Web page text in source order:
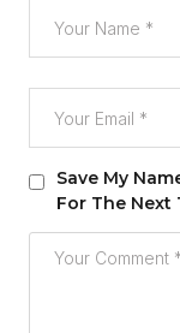
Save My
For The Next